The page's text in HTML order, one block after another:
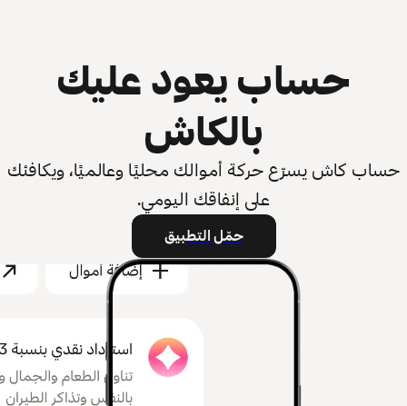
حساب يعود عليك
بالكاش
حساب كاش يسرّع حركة أموالك محليًا وعالميًا، ويكافئك
على إنفاقك اليومي.
حمّل التطبيق